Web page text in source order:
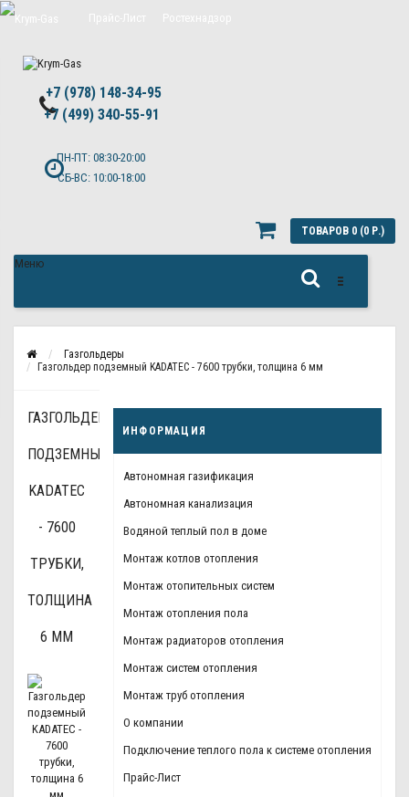
Политика конфиденциальности
+7 (978) 148-34-95
+7 (499) 340-55-91 ​
ПН-ПТ: 08:30-20:00
СБ-ВС: 10:00-18:00
ТОВАРОВ 0 (0 Р.)
Меню
Газгольдеры
Газгольдер подземный KADATEC - 7600 трубки, толщина 6 мм
ИНФОРМАЦИЯ
Автономная газификация
Автономная канализация
Водяной теплый пол в доме
Монтаж котлов отопления
Монтаж отопительных систем
Монтаж отопления пола
Монтаж радиаторов отопления
Монтаж систем отопления
Монтаж труб отопления
О компании
Подключение теплого пола к системе отопления
Прайс-Лист
ГАЗГОЛЬДЕР
ПОДЗЕМНЫЙ
KADATEC
- 7600
ТРУБКИ,
ТОЛЩИНА
6 ММ